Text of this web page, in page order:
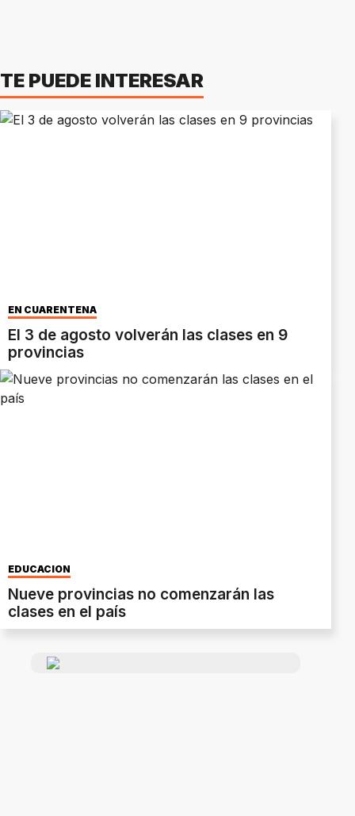
TE PUEDE INTERESAR
EN CUARENTENA
El 3 de agosto volverán las clases en 9
provincias
EDUCACIÓN
Nueve provincias no comenzarán las
clases en el país